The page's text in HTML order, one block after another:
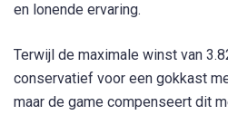
en lonende ervaring.
Terwijl de maximale winst van
conservatief voor een gokkast
maar de game compenseert dit